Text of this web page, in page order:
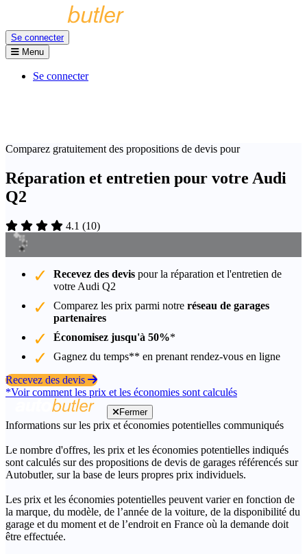
Se connecter
Menu
Se connecter
Comparez gratuitement des propositions de devis pour
Réparation et entretien pour votre Audi
Q2
4.1 (10)
Recevez des devis pour la réparation et l'entretien de
votre Audi Q2
Comparez les prix parmi notre réseau de garages
partenaires
Économisez jusqu'à 50%*
Gagnez du temps** en prenant rendez-vous en ligne
Recevez des devis
*Voir comment les prix et les économies sont calculés
Fermer
Informations sur les prix et économies potentielles communiqués
Le nombre d'offres, les prix et les économies potentielles indiqués
sont calculés sur des propositions de devis de garages référencés sur
Autobutler, sur la base de leurs propres prix individuels.
Les prix et les économies potentielles peuvent varier en fonction de
la marque, du modèle, de l’année de la voiture, de la disponibilité du
garage et du moment et de l’endroit en France où la demande doit
être effectuée.